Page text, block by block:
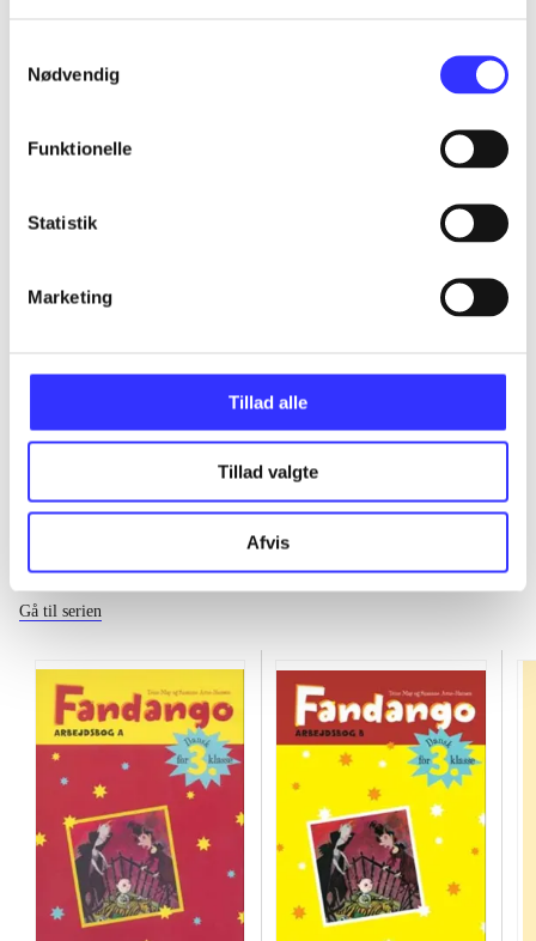
Nødvendig
Funktionelle
Statistik
Marketing
Tillad alle
Tillad valgte
Afvis
...
...
...
...
Fandango - dansk for 3. klasse
Gå til serien